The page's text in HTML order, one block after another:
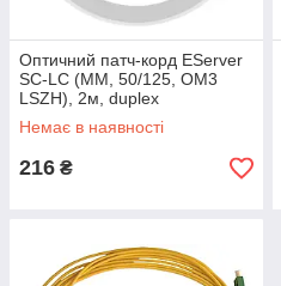
Оптичний патч-корд EServer
SC-LC (MM, 50/125, OM3
LSZH), 2м, duplex
Немає в наявності
216 ₴